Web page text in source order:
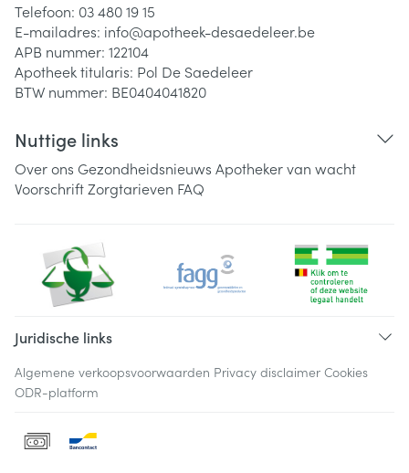
Telefoon: 03 480 19 15
E-mailadres: info@apotheek-desaedeleer.be
APB nummer: 122104
Apotheek titularis: Pol De Saedeleer
BTW nummer: BE0404041820
Nuttige links
Over ons Gezondheidsnieuws Apotheker van wacht
VoorschriftZorgtarieven FAQ
Juridische links
Algemene verkoopsvoorwaarden Privacy disclaimer Cookies
ODR-platform